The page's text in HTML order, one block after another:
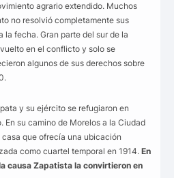
agrario extendido. Muchos
no resolvió completamente sus
la fecha. Gran parte del sur de la
en el conflicto y solo se
algunos de sus derechos sobre
y su ejército se refugiaron en
En su camino de Morelos a la Ciudad
que ofrecía una ubicación
como cuartel temporal en 1914. En
causa Zapatista la convirtieron en